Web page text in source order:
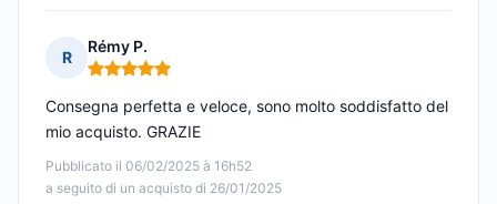
R
Rémy P.
Nota: 5 su 5
Pubblicato il 06/02/2025 à 16h52
a seguito di un acquisto di 26/01/2025
Consegna perfetta e veloce, sono molto soddisfatto del
mio acquisto. GRAZIE